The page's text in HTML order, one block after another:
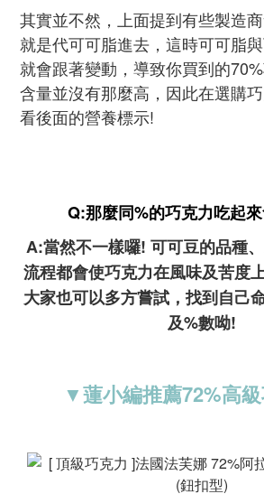
其實並不然，上面提到有些製造
就是代可可脂進去，這時可可脂
就會跟著變動，導致你買到的
含量並沒有那麼高，因此在選購
看後面的營養標示!
Q:那麼同%的巧克力吃起
A:當然不一樣囉! 可可豆的品種
流程都會使巧克力在風味及苦度
大家也可以多方嘗試，找到自己
及%數呦!
▼蓮小編推薦72%高